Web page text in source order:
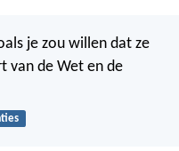
je zou willen dat ze
van de Wet en de